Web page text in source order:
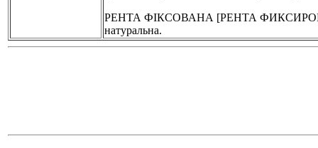
РЕНТА ФІКСОВАНА [РЕНТА
натуральна.